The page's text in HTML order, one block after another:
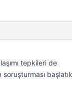
tepkileri de